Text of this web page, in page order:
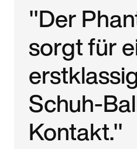
"Der
sorgt für
Schuh-
Kontakt."